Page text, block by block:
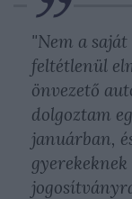
"Nem a
feltétlenül
önvezető
dolgoztam
januárban,